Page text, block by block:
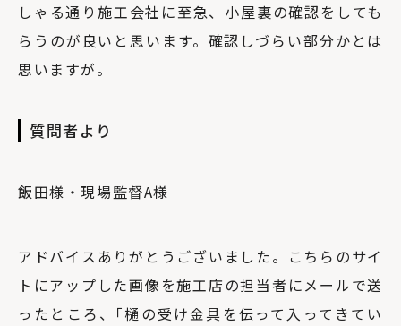
しゃる通り施工会社に至急、小屋裏の確認をしても
らうのが良いと思います。確認しづらい部分かとは
思いますが。
質問者より
飯田様・現場監督A様
アドバイスありがとうございました。こちらのサイ
トにアップした画像を施工店の担当者にメールで送
ったところ、｢樋の受け金具を伝って入ってきてい